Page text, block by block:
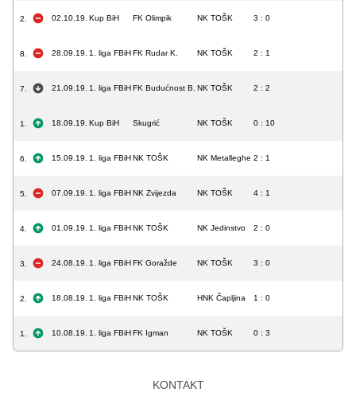
2. 02.10.19. Kup BiH FK Olimpik NK TOŠK 3 : 0
8. 28.09.19. 1. liga FBiHFK Rudar K. NK TOŠK 2 : 1
7. 21.09.19. 1. liga FBiHFK Budućnost B. NK TOŠK 2 : 2
1. 18.09.19. Kup BiH Skugrić NK TOŠK 0 : 10
6. 15.09.19. 1. liga FBiHNK TOŠK NK Metalleghe 2 : 1
5. 07.09.19. 1. liga FBiHNK Zvijezda NK TOŠK 4 : 1
4. 01.09.19. 1. liga FBiHNK TOŠK NK Jedinstvo 2 : 0
3. 24.08.19. 1. liga FBiHFK Goražde NK TOŠK 3 : 0
2. 18.08.19. 1. liga FBiHNK TOŠK HNK Čapljina 1 : 0
1. 10.08.19. 1. liga FBiHFK Igman NK TOŠK 0 : 3
KONTAKT